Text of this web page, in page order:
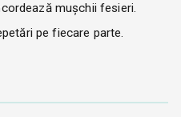
mușchii fesieri.
pe fiecare parte.